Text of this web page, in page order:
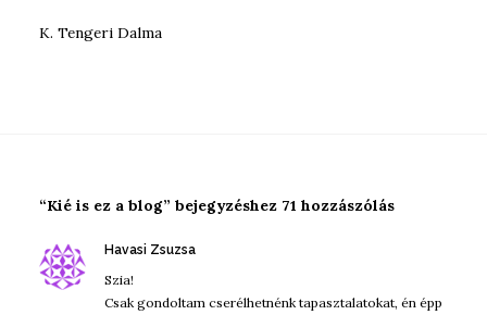
K. Tengeri Dalma
“Kié is ez a blog” bejegyzéshez 71 hozzászólás
Havasi Zsuzsaszerint:
Szia!
Csak gondoltam cserélhetnénk tapasztalatokat, én épp